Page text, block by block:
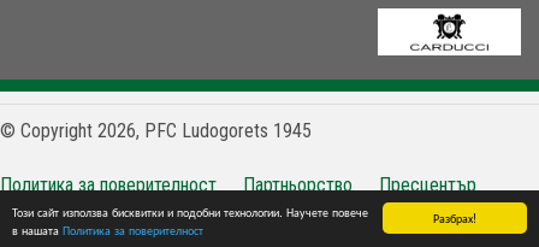
Разбрах!
Този сайт използва бисквитки и подобни технологии. Научете повече
в нашата Политика за поверителност
© Copyright 2026, PFC Ludogorets 1945
Политика за поверителност Партньорство
Пресцентър
Контакти